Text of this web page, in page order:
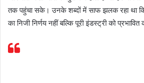
तक पहुंचा सके। उनके शब्दों में साफ झलक रहा था
का निजी निर्णय नहीं बल्कि पूरी इंडस्ट्री को